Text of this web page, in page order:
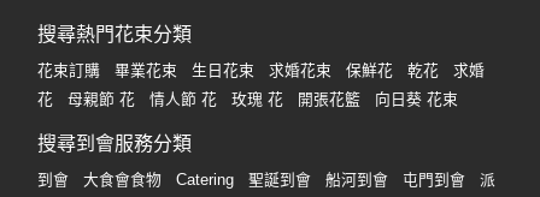
搜尋熱門花束分類
花束訂購 畢業花束 生日花束 求婚花束 保鮮花 乾花
求婚
花
母親節 花 情人節 花 玫瑰 花 開張花籃 向日葵 花束
搜尋到會服務分類
到會 大食會食物 Catering 聖誕到會 船河到會 屯門到會
派